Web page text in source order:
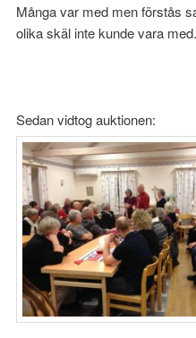
Många var med men förstås
olika skäl inte kunde vara med.
Sedan vidtog auktionen: